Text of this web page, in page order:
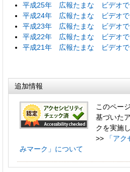
平成25年 広報たまな ビデオで
平成24年 広報たまな ビデオで
平成23年 広報たまな ビデオで
平成22年 広報たまな ビデオで
平成21年 広報たまな ビデオで
追加情報
このペー
基づいた
クを実施
>>
「ア
みマーク」について